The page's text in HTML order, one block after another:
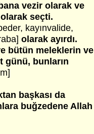
vezir olarak ve
seçti.
kayınvalide,
olarak ayırdı.
bütün meleklerin ve
günü, bunların
başkası da
buğzedene Allah